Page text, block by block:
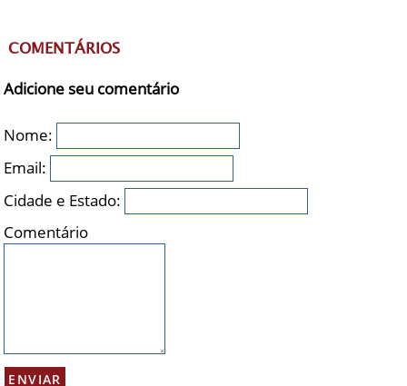
COMENTÁRIOS
Adicione seu comentário
Nome:
Email:
Cidade e Estado:
Comentário